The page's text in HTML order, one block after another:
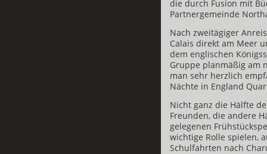
die durch Fusion mit
Partnergemeinde
Nach zweitägiger
Calais direkt am Meer
dem englischen
Gruppe planmäßig am
man sehr herzlich
Nächte in England
Nicht ganz die Hälfte
Freunden, die andere
gelegenen
wichtige Rolle spielen,
Schulfahrten nach